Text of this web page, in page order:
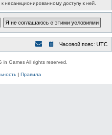
несанкционированному доступу к ней.
Часовой пояс: UTC
Games All rights reserved.
| Правила